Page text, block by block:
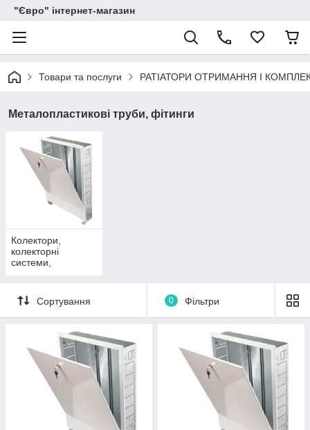
"Євро" інтернет-магазин
Товари та послуги РАТІАТОРИ ОТРИМАННЯ І
Металопластикові труби, фітинги
Колектори,
колекторні
системи,
Valsir Італія
Сортування
0 Фільтри